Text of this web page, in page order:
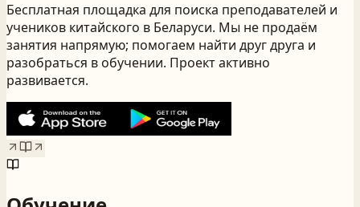
Бесплатная площадка для поиска преподавателей и
учеников китайского в Беларуси. Мы не продаём
занятия напрямую; помогаем найти друг друга и
разобраться в обучении. Проект активно
развивается.